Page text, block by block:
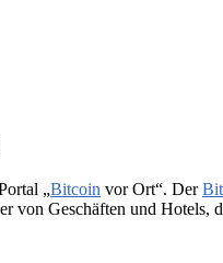
„Bitcoin vor Ort“. Der
Geschäften und